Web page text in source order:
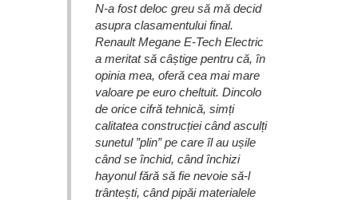
N-a fost deloc greu să mă decid
asupra clasamentului final.
Renault Megane E-Tech Electric
a meritat să câștige pentru că, în
opinia mea, oferă cea mai mare
valoare pe euro cheltuit. Dincolo
de orice cifră tehnică, simți
calitatea construcției când asculți
sunetul ”plin” pe care îl au ușile
când se închid, când închizi
hayonul fără să fie nevoie să-l
trântești, când pipăi materialele